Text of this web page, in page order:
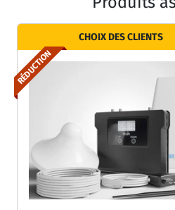
CHOIX DES CLIENTS
RÉDUCTION